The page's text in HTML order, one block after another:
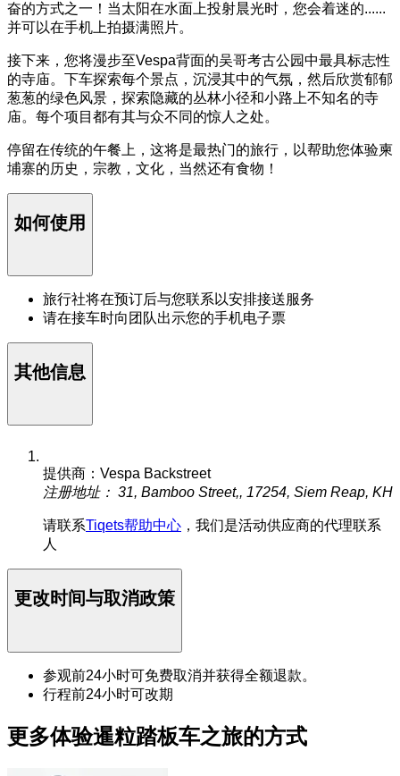
奋的方式之一！当太阳在水面上投射晨光时，您会着迷的......
并可以在手机上拍摄满照片。
接下来，您将漫步至Vespa背面的吴哥考古公园中最具标志性
的寺庙。下车探索每个景点，沉浸其中的气氛，然后欣赏郁郁
葱葱的绿色风景，探索隐藏的丛林小径和小路上不知名的寺
庙。每个项目都有其与众不同的惊人之处。
停留在传统的午餐上，这将是最热门的旅行，以帮助您体验柬
埔寨的历史，宗教，文化，当然还有食物！
如何使用
旅行社将在预订后与您联系以安排接送服务
请在接车时向团队出示您的手机电子票
其他信息
提供商：Vespa Backstreet
注册地址： 31, Bamboo Street,, 17254, Siem Reap, KH
请联系Tiqets帮助中心 ，我们是活动供应商的代理联系
人
更改时间与取消政策
参观前24小时可免费取消并获得全额退款。
行程前24小时可改期
更多体验暹粒踏板车之旅的方式